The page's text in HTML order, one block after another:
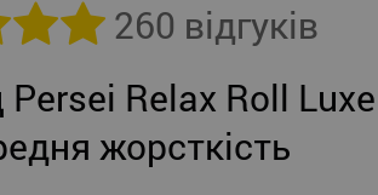
260 відгуків
Relax Roll
жорсткість